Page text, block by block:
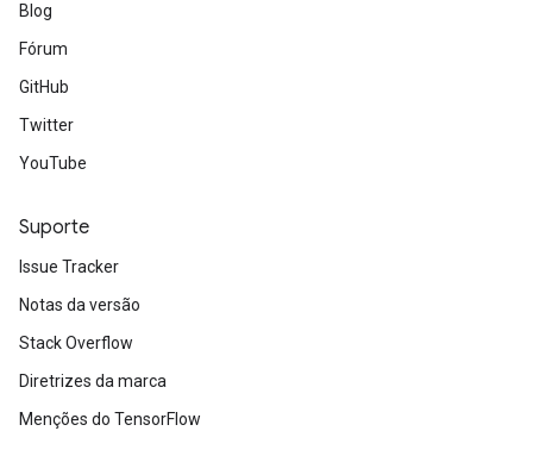
Blog
Fórum
GitHub
Twitter
YouTube
Suporte
Issue Tracker
Notas da versão
Stack Overflow
Diretrizes da marca
Menções do TensorFlow